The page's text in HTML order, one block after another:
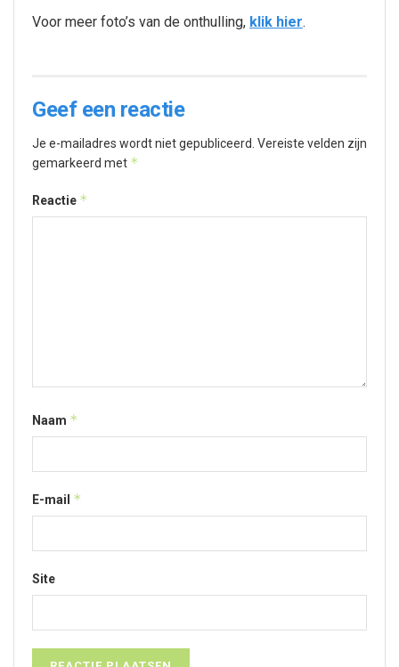
Voor meer foto’s van de onthulling, klik hier.
Geef een reactie
Je e-mailadres wordt niet gepubliceerd. Vereiste velden zijn
gemarkeerd met *
Reactie *
Naam *
E-mail *
Site